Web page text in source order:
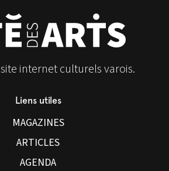
internet culturels varois.
Liens utiles
MAGAZINES
ARTICLES
AGENDA